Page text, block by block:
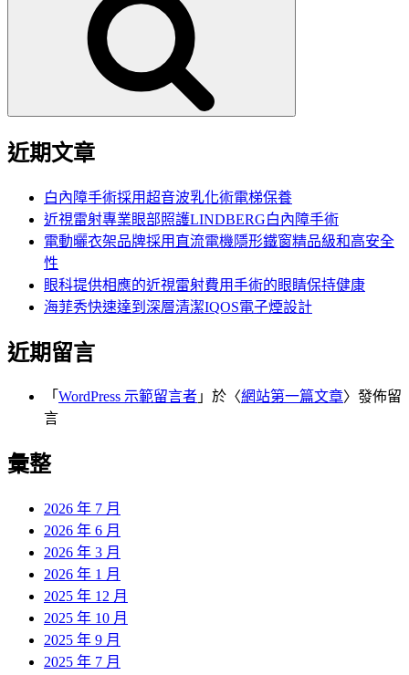
近期文章
白內障手術採用超音波乳化術電梯保養
近視雷射專業眼部照護LINDBERG白內障手術
電動曬衣架品牌採用直流電機隱形鐵窗精品級和高安全
性
眼科提供相應的近視雷射費用手術的眼睛保持健康
海菲秀快速達到深層清潔IQOS電子煙設計
近期留言
「 WordPress 示範留言者 」於〈網站第一篇文章〉發佈留
言
彙整
2026 年 7 月
2026 年 6 月
2026 年 3 月
2026 年 1 月
2025 年 12 月
2025 年 10 月
2025 年 9 月
2025 年 7 月